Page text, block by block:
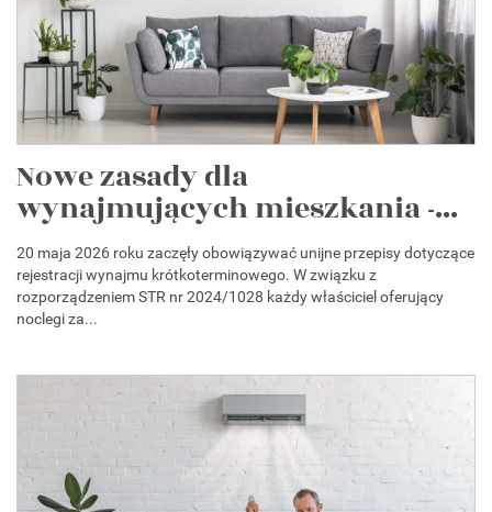
Nowe zasady dla
wynajmujących mieszkania -...
20 maja 2026 roku zaczęły obowiązywać unijne przepisy dotyczące
rejestracji wynajmu krótkoterminowego. W związku z
rozporządzeniem STR nr 2024/1028 każdy właściciel oferujący
noclegi za...